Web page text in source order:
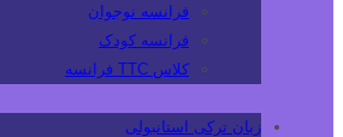
فرانسه نوجوان
فرانسه کودک
کلاس TTC فرانسه
زبان ترکی استانبولی